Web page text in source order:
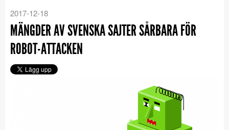
2017-12-18
MÄNGDER AV SVENSKA SAJTER SÅRBARA FÖR
ROBOT-ATTACKEN